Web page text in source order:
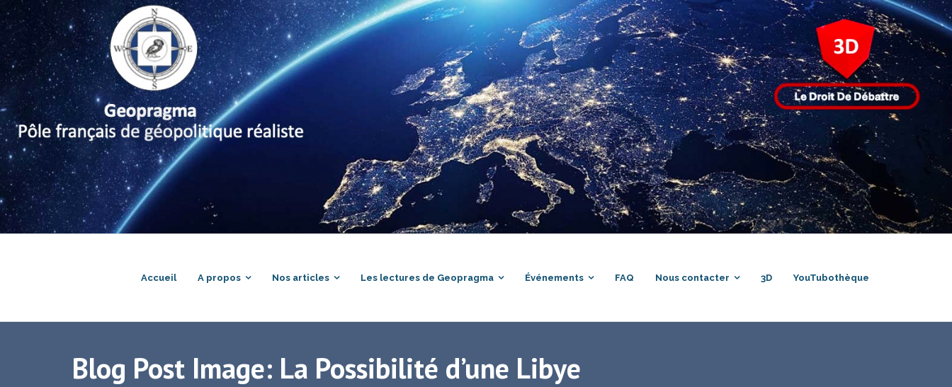
Accueil A propos Nos articles Les lectures de Geopragma Événements FAQ Nous contacter 3D YouTubothèque
Blog Post Image: La Possibilité d’une Libye